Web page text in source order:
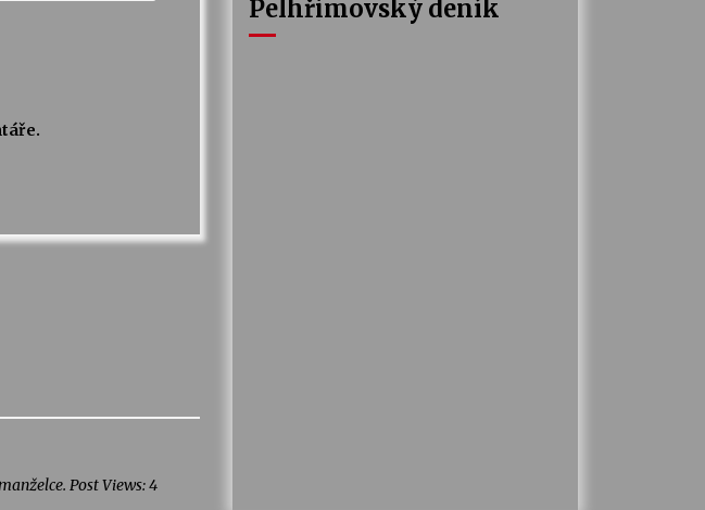
Post Views: 4
Pelhřimovský deník